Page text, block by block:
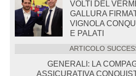
VOLTI DEL
GALLURA
VIGNOLA
E PALATI
ARTICOLO
GENERALI: LA
ASSICURATIVA